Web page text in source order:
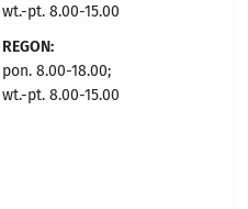
wt.-pt. 8.00-15.00
REGON:
pon. 8.00-18.00;
wt.-pt. 8.00-15.00